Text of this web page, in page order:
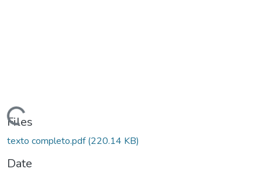
Files
texto completo.pdf(220.14 KB)
Date